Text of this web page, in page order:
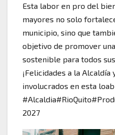
Esta labor en pro del
mayores no solo
municipio, sino que
objetivo de promover
sostenible para todos
¡Felicidades a la Alcaldía
involucrados en esta
2027